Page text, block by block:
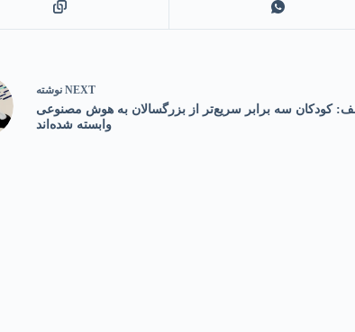
NEXT نوشته
کودکان سه برابر سریع‌تر از بزرگسالان به هوش مصنوعی
وابسته شده‌اند